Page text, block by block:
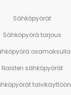
Sähköpyörät
Sähköpyörä tarjous
osamaksulla
Naisten sähköpyörät
talvikäyttöön